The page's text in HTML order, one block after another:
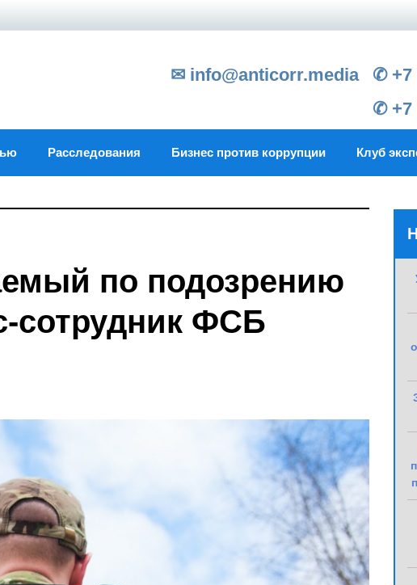
✉ info@anticorr.media
✆ +7
✆ +7
Расследования Бизнес против коррупции Клуб
по подозрению
сотрудник ФСБ